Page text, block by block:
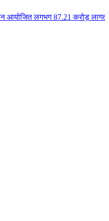
लागत के 41 विकास कार्यों